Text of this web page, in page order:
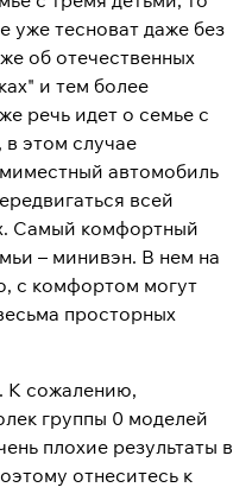
уже тесноват даже без
об отечественных
и тем более
речь идет о семье с
этом случае
автомобиль
всей
Самый комфортный
– минивэн. В нем на
с комфортом могут
просторных
К сожалению,
группы 0 моделей
плохие результаты в
отнеситесь к